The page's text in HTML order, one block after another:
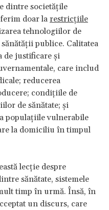
dintre societățile
doar la restricțiile
tehnologiilor de
publice. Calitatea
de justificare și
care includ
reducerea
condițiile de
de sănătate; și
populațiile vulnerabile
la domiciliu în timpul
lecție despre
sănătate, sistemele
timp în urmă. Însă, în
un discurs, care